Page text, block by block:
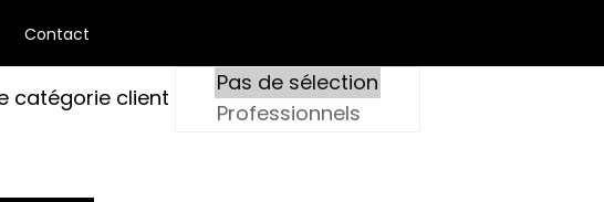
Contact
catégorie client